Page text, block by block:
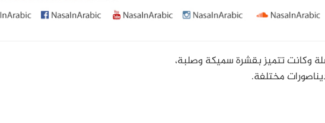
وكانت تتميز بقشرة سميكة وصلبة،